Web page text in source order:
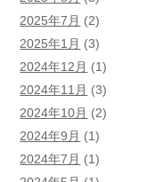
2025年7月 (2)
2025年1月 (3)
2024年12月 (1)
2024年11月 (3)
2024年10月 (2)
2024年9月 (1)
2024年7月 (1)